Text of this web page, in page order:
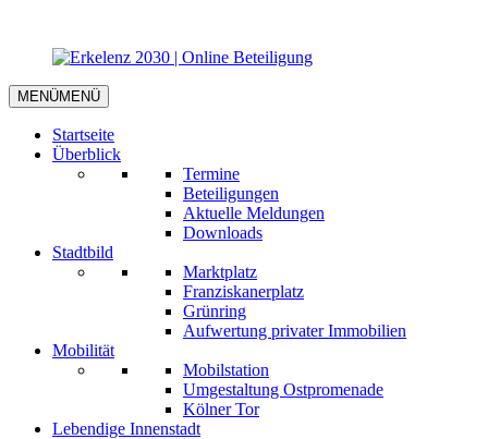
MENÜMENÜ
Startseite
Überblick
Termine
Beteiligungen
Aktuelle Meldungen
Downloads
Stadtbild
Marktplatz
Franziskanerplatz
Grünring
Aufwertung privater Immobilien
Mobilität
Mobilstation
Umgestaltung Ostpromenade
Kölner Tor
Lebendige Innenstadt